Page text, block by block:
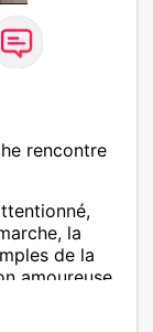
rencontre
la
de la
amoureuse
et le